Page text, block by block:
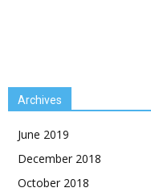
Archives
June 2019
December 2018
October 2018